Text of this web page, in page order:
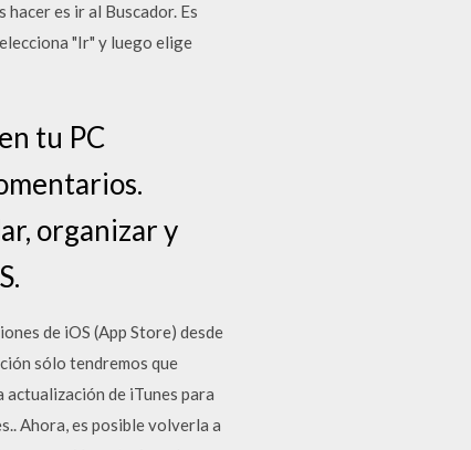
hacer es ir al Buscador. Es
"Ir" y luego elige
tu PC
organizar y
de iOS (App Store) desde
sólo tendremos que
actualización de iTunes para
Ahora, es posible volverla a